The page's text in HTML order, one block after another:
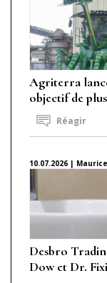
Agriterra
objectif de
Réagir
10.07.2026 | Maurice
Desbro
Dow et Dr.